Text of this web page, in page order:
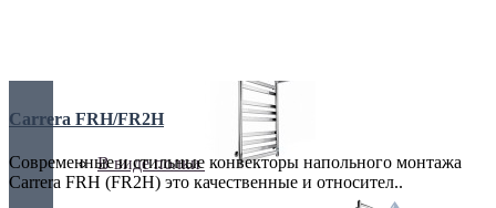
В виде полки
Carrera FRH/FR2H
Современные и стильные конвекторы напольного монтажа
Carrera FRH (FR2H) это качественные и относител..